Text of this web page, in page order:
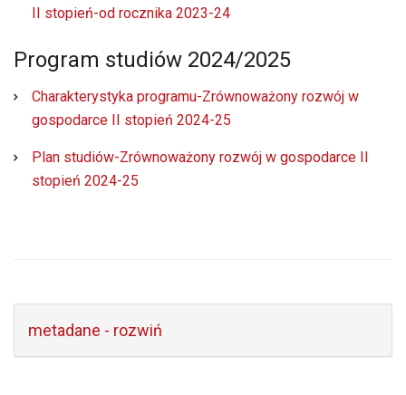
II stopień-od rocznika 2023-24
Program studiów 2024/2025
Charakterystyka programu-Zrównoważony rozwój w
gospodarce II stopień 2024-25
Plan studiów-Zrównoważony rozwój w gospodarce II
stopień 2024-25
metadane - rozwiń